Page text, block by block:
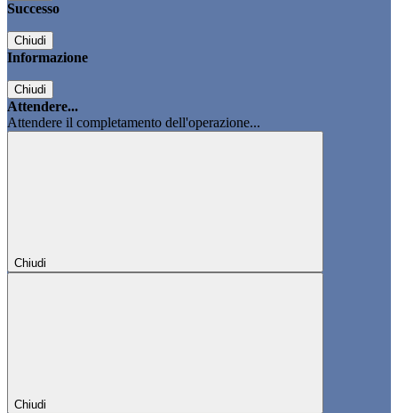
Successo
Chiudi
Informazione
Chiudi
Attendere...
Attendere il completamento dell'operazione...
Chiudi
Chiudi